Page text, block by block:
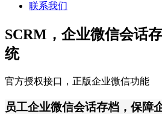
联系我们
SCRM，企业微信会话
统
官方授权接口，正版企业微信功能
员工企业微信会话存档，保障